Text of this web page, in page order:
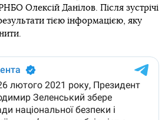
Олексій Данілов. Після зустрічі
тією інформацією, яку